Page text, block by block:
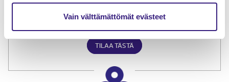
Vain välttämättömät evästeet
Tilaa Tilisanomien
lukuoikeus
TILAA TÄSTÄ